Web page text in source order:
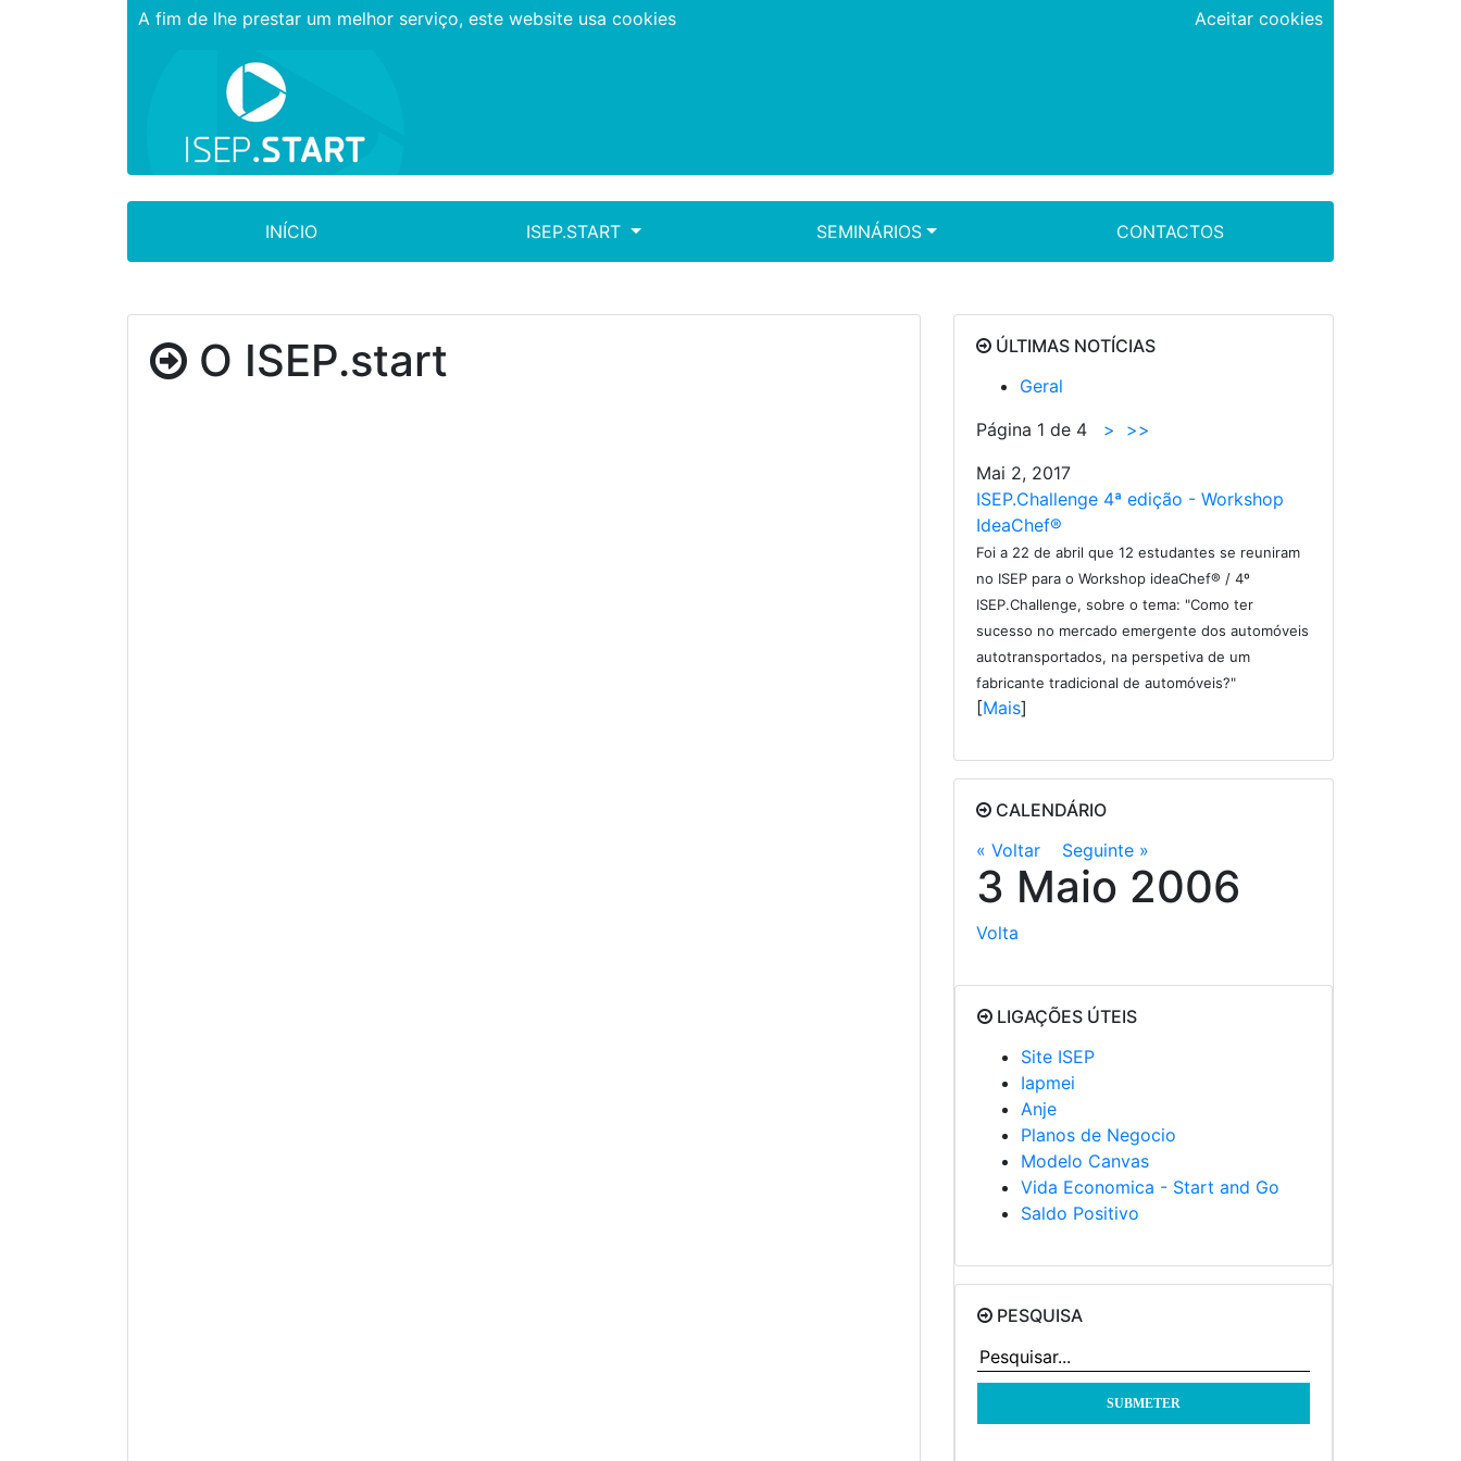
A fim de lhe prestar um melhor serviço, este website usa cookies Aceitar cookies
INÍCIO ISEP.START (CURRENT) SEMINÁRIOS CONTACTOS
O ISEP.start
ÚLTIMAS NOTÍCIAS
Geral
Página 1 de 4
>
>>
Mai 2, 2017
ISEP.Challenge 4ª edição - Workshop
IdeaChef®
Foi a 22 de abril que 12 estudantes se reuniram
no ISEP para o Workshop ideaChef® / 4º
ISEP.Challenge, sobre o tema: "Como ter
sucesso no mercado emergente dos automóveis
autotransportados, na perspetiva de um
fabricante tradicional de automóveis?"
[Mais]
CALENDÁRIO
« Voltar
Seguinte »
3 Maio 2006
Volta
LIGAÇÕES ÚTEIS
Site ISEP
Iapmei
Anje
Planos de Negocio
Modelo Canvas
Vida Economica - Start and Go
Saldo Positivo
PESQUISA